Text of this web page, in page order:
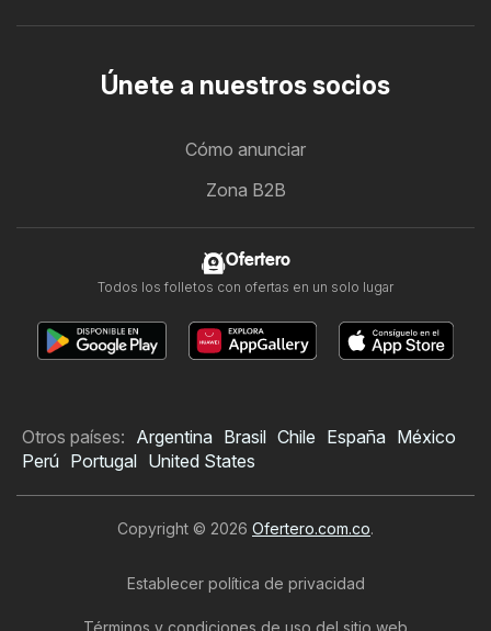
Únete a nuestros socios
Cómo anunciar
Zona B2B
Ofertero
Todos los folletos con ofertas en un solo lugar
Otros países: Argentina Brasil Chile España México
Perú Portugal United States
Copyright © 2026 Ofertero.com.co.
Establecer política de privacidad
Términos y condiciones de uso del sitio web